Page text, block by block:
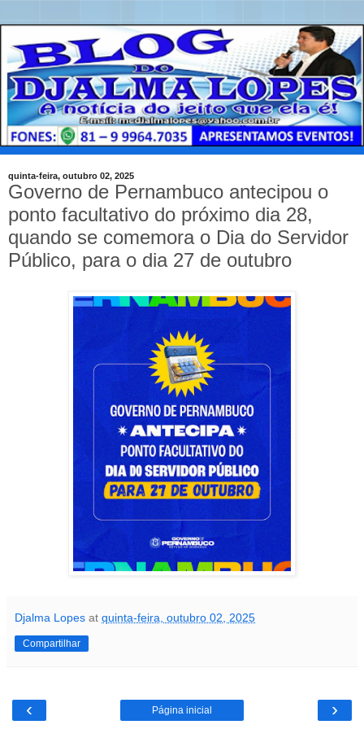
quinta-feira, outubro 02, 2025
Governo de Pernambuco antecipou o
ponto facultativo do próximo dia 28,
quando se comemora o Dia do Servidor
Público, para o dia 27 de outubro
Djalma Lopes at quinta-feira, outubro 02, 2025
Compartilhar
‹ ›
Página inicial